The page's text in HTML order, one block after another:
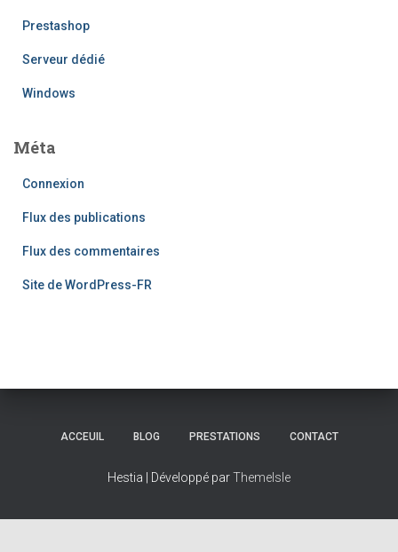
Prestashop
Serveur dédié
Windows
Méta
Connexion
Flux des publications
Flux des commentaires
Site de WordPress-FR
ACCEUIL BLOG PRESTATIONS CONTACT
Hestia | Développé parThemeIsle